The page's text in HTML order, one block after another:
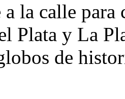
a la calle
Plata y La
de